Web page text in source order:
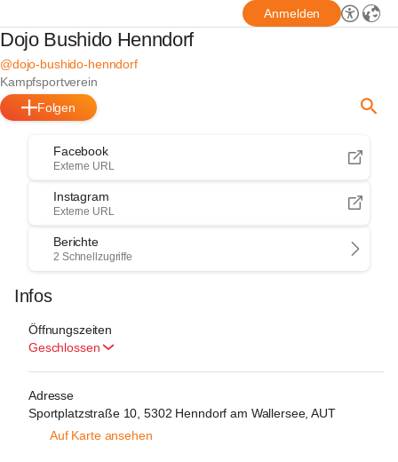
Anmelden
Dojo Bushido Henndorf
@dojo-bushido-henndorf
Kampfsportverein
Folgen
Facebook
Externe URL
Instagram
Externe URL
Berichte
2 Schnellzugriffe
Infos
Öffnungszeiten
Geschlossen
Adresse
Sportplatzstraße 10, 5302 Henndorf am Wallersee, AUT
Auf Karte ansehen